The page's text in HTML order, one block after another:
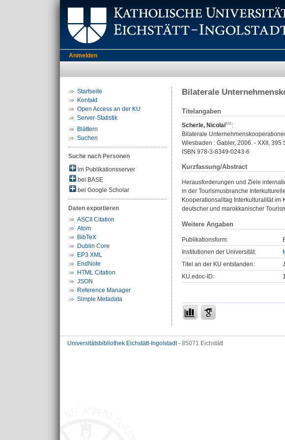
Anmelden
Startseite
Kontakt
Open Access an der KU
Server-Statistik
Blättern
Suchen
Suche nach Personen
im Publikationsserver
bei BASE
bei Google Scholar
Daten exportieren
ASCII Citation
Atom
BibTeX
Dublin Core
EP3 XML
EndNote
HTML Citation
JSON
Reference Manager
Simple Metadata
Bilaterale
Titelangaben
Scherle, Nicolai
:
Bilaterale
Wiesbaden : Gabler, 2006. - XXII, 395
ISBN 978-3-8349-0243-6
Kurzfassung/Abstract
Herausforderungen und Ziele
in der Tourismusbranche
Kooperationsalltag Interkulturalität im
deutscher und marokkanischer
Weitere Angaben
Publikationsform:
Institutionen der Universität:
Titel an der KU entstanden:
KU.edoc-ID:
Universitätsbibliothek Eichstätt-Ingolstadt- 85071 Eichstätt